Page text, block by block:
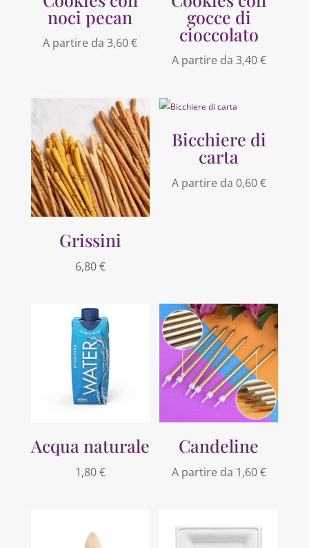
noci pecan
A partire da3,60€
gocce di
cioccolato
A partire da 3,40€
Grissini
6,80€
Bicchiere di
carta
A partire da 0,60€
Acqua naturale
1,80€
Candeline
A partire da 1,60€